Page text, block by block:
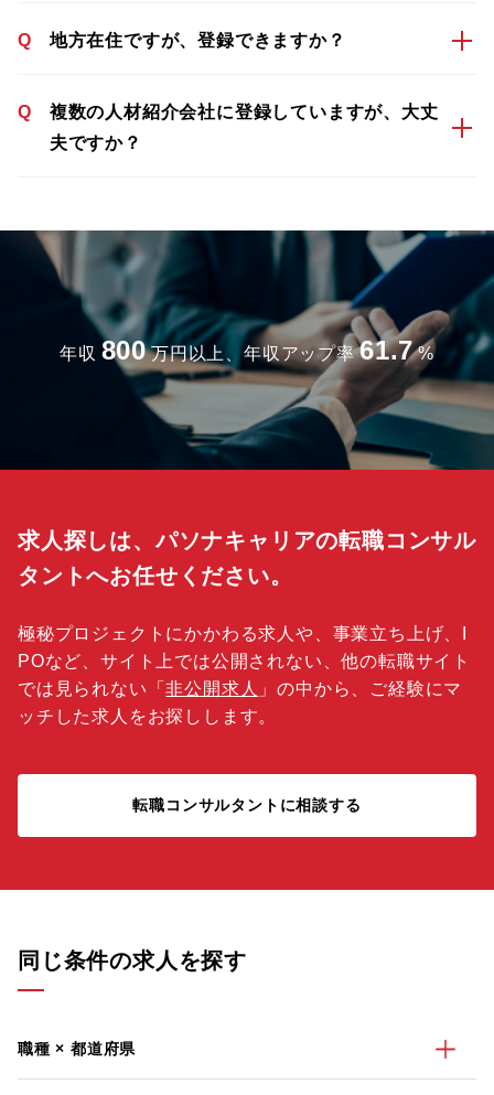
Q 地方在住ですが、登録できますか？
Q
複数の人材紹介会社に登録していますが、大丈
夫ですか？
年収 800 万円以上、年収アップ率 61.7 %
求人探しは、パソナキャリアの転職コンサル
タントへお任せください。
極秘プロジェクトにかかわる求人や、事業立ち上げ、I
POなど、サイト上では公開されない、他の転職サイト
では見られない「非公開求人 」の中から、ご経験にマ
ッチした求人をお探しします。
転職コンサルタントに相談する
同じ条件の求人を探す
職種 × 都道府県